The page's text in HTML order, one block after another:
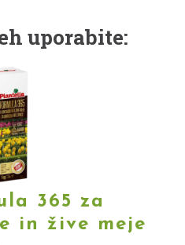
uporabite:
365 za
in žive meje